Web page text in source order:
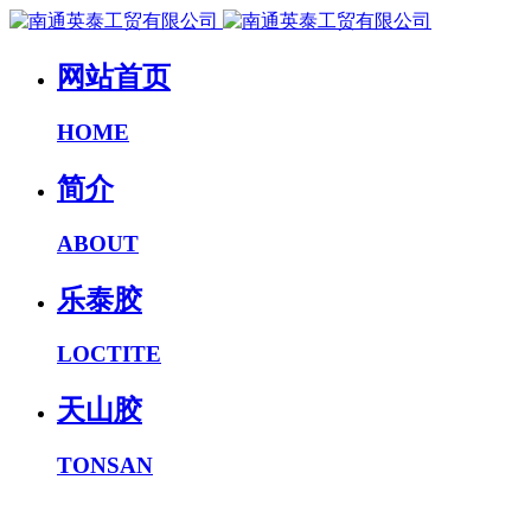
网站首页
HOME
简介
ABOUT
乐泰胶
LOCTITE
天山胶
TONSAN